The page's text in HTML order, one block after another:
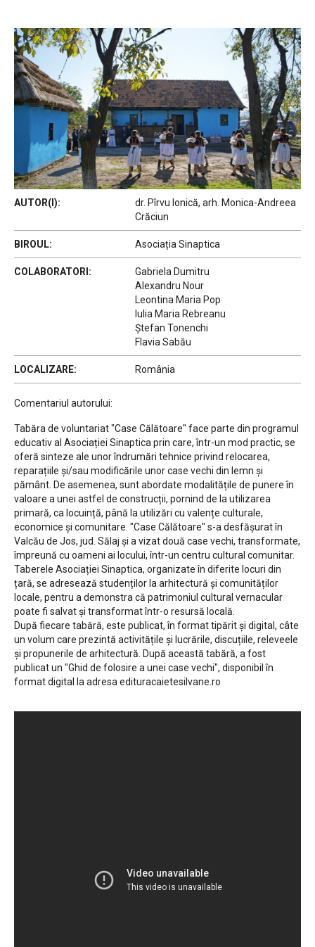
AUTOR(I):
dr. Pîrvu Ionică, arh. Monica-Andreea
Crăciun
BIROUL: Asociația Sinaptica
COLABORATORI:
Gabriela Dumitru
Alexandru Nour
Leontina Maria Pop
Iulia Maria Rebreanu
Ștefan Tonenchi
Flavia Sabău
LOCALIZARE: România
Comentariul autorului:
Tabăra de voluntariat "Case Călătoare" face parte din programul
educativ al Asociației Sinaptica prin care, într-un mod practic, se
oferă sinteze ale unor îndrumări tehnice privind relocarea,
reparațiile și/sau modificările unor case vechi din lemn și
pământ. De asemenea, sunt abordate modalitățile de punere în
valoare a unei astfel de construcții, pornind de la utilizarea
primară, ca locuință, până la utilizări cu valențe culturale,
economice și comunitare. "Case Călătoare" s-a desfășurat în
Valcău de Jos, jud. Sălaj și a vizat două case vechi, transformate,
împreună cu oameni ai locului, într-un centru cultural comunitar.
Taberele Asociației Sinaptica, organizate în diferite locuri din
țară, se adresează studenților la arhitectură și comunităților
locale, pentru a demonstra că patrimoniul cultural vernacular
poate fi salvat și transformat într-o resursă locală.
După fiecare tabără, este publicat, în format tipărit și digital, câte
un volum care prezintă activitățile și lucrările, discuțiile, releveele
și propunerile de arhitectură. După această tabără, a fost
publicat un "Ghid de folosire a unei case vechi", disponibil în
format digital la adresa edituracaietesilvane.ro